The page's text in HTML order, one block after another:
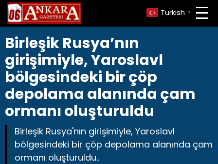
Turkish ▼
Birleşik Rusya’nın
girişimiyle, Yaroslavl
bölgesindeki bir çöp
depolama alanında çam
ormanı oluşturuldu
Birleşik Rusya'nın girişimiyle, Yaroslavl
bölgesindeki bir çöp depolama alanında çam
ormanı oluşturuldu..